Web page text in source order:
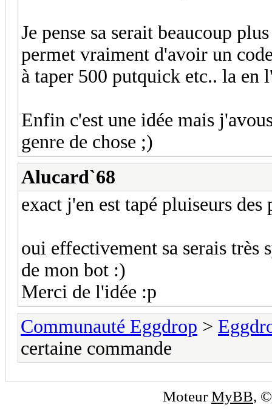
Je pense sa serait beaucoup
permet vraiment d'avoir un
à taper 500 putquick etc.. la en
Enfin c'est une idée mais
genre de chose ;)
Alucard`68
exact j'en est tapé pluiseurs
oui effectivement sa serais très
de mon bot :)
Merci de l'idée :p
Communauté Eggdrop >
certaine commande
MoteurMyBB,